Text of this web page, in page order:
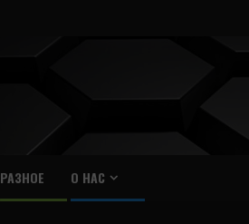
РАЗНОЕ О НАС